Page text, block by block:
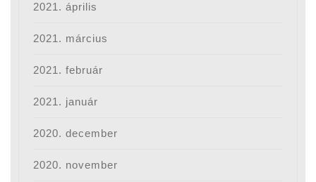
2021. április
2021. március
2021. február
2021. január
2020. december
2020. november